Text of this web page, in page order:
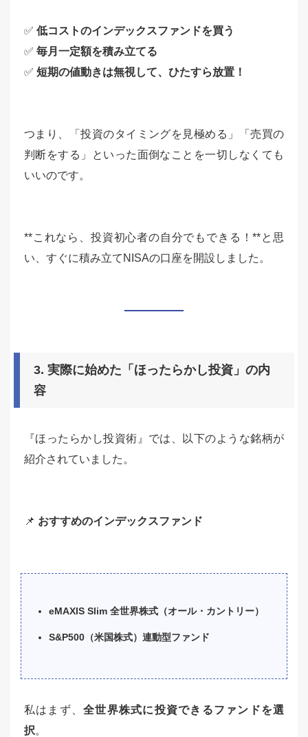
✅ 低コストのインデックスファンドを買う
✅ 毎月一定額を積み立てる
✅ 短期の値動きは無視して、ひたすら放置！
つまり、「投資のタイミングを見極める」「売買の
判断をする」といった面倒なことを一切しなくても
いいのです。
**これなら、投資初心者の自分でもできる！**と思
い、すぐに積み立てNISAの口座を開設しました。
3. 実際に始めた「ほったらかし投資」の内
容
『ほったらかし投資術』では、以下のような銘柄が
紹介されていました。
📌 おすすめのインデックスファンド
eMAXIS Slim 全世界株式（オール・カントリー）
S&P500（米国株式）連動型ファンド
私はまず、全世界株式に投資できるファンドを選
択。